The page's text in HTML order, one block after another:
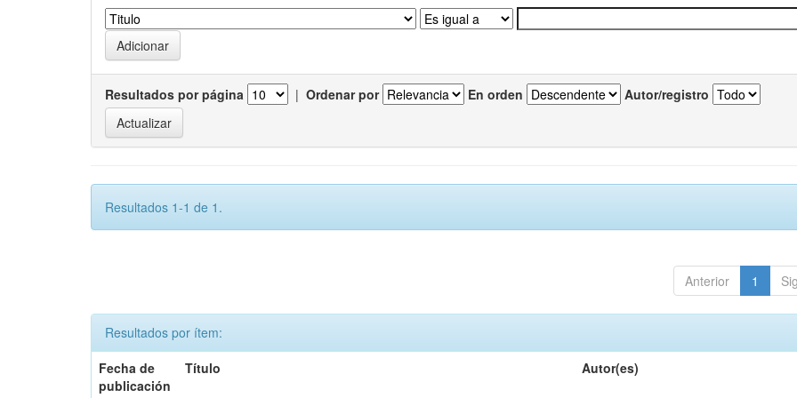
Resultados por página | Ordenar por En orden Autor/registro
Resultados 1-1 de 1.
Anterior 1
Resultados por ítem:
Fecha de
publicación
Título Autor(es)